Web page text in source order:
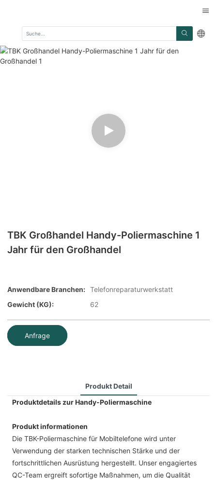
TBK Großhandel Handy-Poliermaschine 1
Jahr für den Großhandel
Anwendbare Branchen: Telefonreparaturwerkstatt
Gewicht (KG):
62
Anfrage
Produkt Detail
Produktdetails zur Handy-Poliermaschine
Produkt informationen
Die TBK-Poliermaschine für Mobiltelefone wird unter
Verwendung der starken technischen Stärke und der
fortschrittlichen Ausrüstung hergestellt. Unser engagiertes
QC-Team ergreift sofortige Maßnahmen, um die Qualität